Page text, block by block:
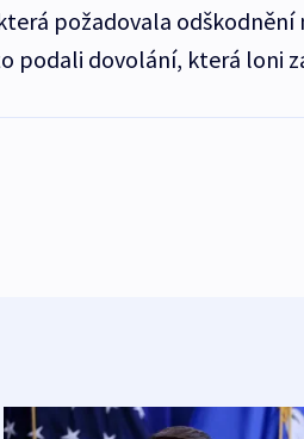
požadovala odškodnění
podali dovolání, která loni